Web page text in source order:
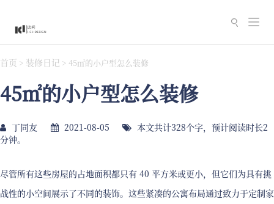
切
换
首页 > 装修日记 > 45㎡的小户型怎么装修
45㎡的小户型怎么装修
丁同友 2021-08-05
本文共计328个字，预计阅读时长2
分钟。
尽管所有这些房屋的占地面积都只有 40 平方米或更小，但它们为具有挑
战性的小空间展示了不同的装饰。这些紧凑的公寓布局通过致力于定制家